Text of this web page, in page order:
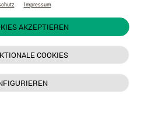
Impressum
AKZEPTIEREN
COOKIES